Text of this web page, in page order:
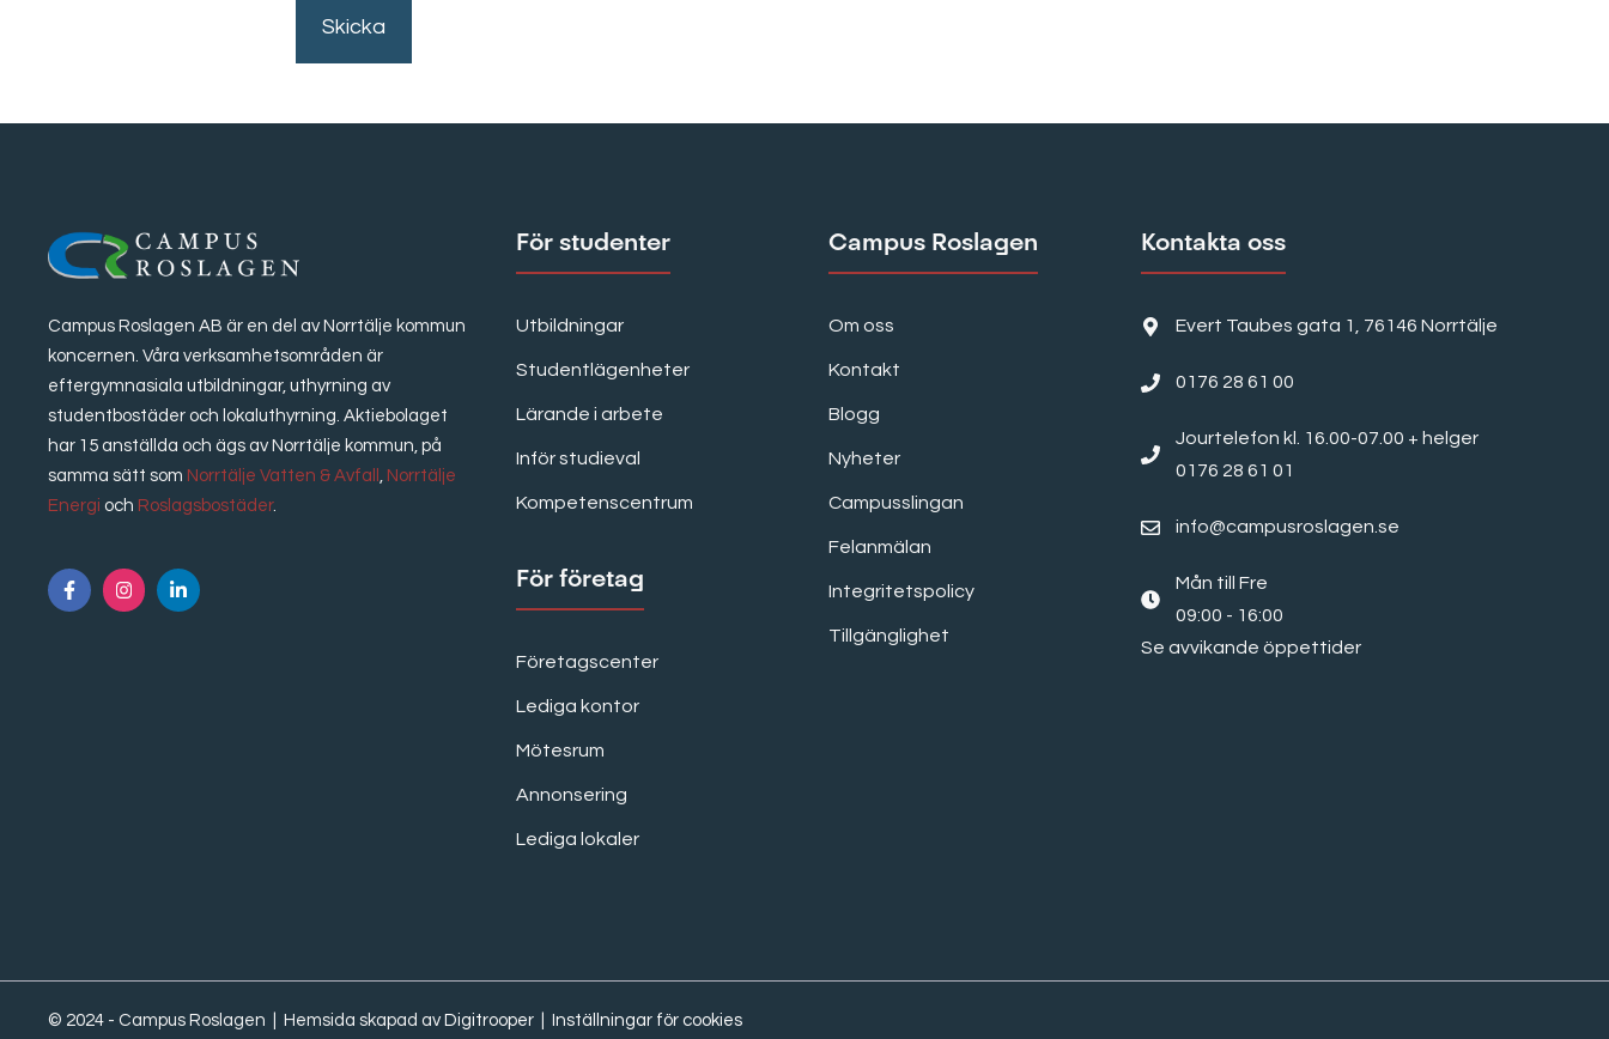
Campus Roslagen AB är en del av Norrtälje kommun
koncernen. Våra verksamhetsområden är
eftergymnasiala utbildningar, uthyrning av
studentbostäder och lokaluthyrning. Aktiebolaget
har 15 anställda och ägs av Norrtälje kommun, på
samma sätt som Norrtälje Vatten & Avfall , Norrtälje
Energi och Roslagsbostäder.
För studenter
Utbildningar
Studentlägenheter
Lärande i arbete
Inför studieval
Kompetenscentrum
För företag
Företagscenter
Lediga kontor
Mötesrum
Annonsering
Lediga lokaler
Campus Roslagen
Om oss
Kontakt
Blogg
Nyheter
Campusslingan
Felanmälan
Integritetspolicy
Tillgänglighet
Kontakta oss
Evert Taubes gata 1, 76146 Norrtälje
0176 28 61 00
Jourtelefon kl. 16.00-07.00 + helger
0176 28 61 01
info@campusroslagen.se
Mån till Fre
09:00 - 16:00
Se avvikande öppettider
© 2024 - Campus Roslagen | Hemsida skapad av Digitrooper Inställningar för cookies